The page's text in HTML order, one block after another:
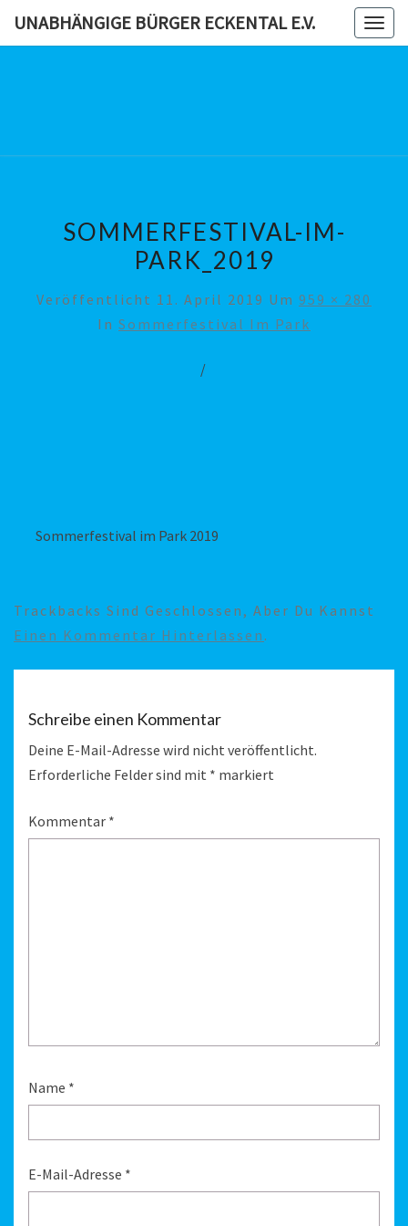
UNABHÄNGIGE BÜRGER ECKENTAL E.V.
SOMMERFESTIVAL-IM-
PARK_2019
Veröffentlicht 11. April 2019 Um 959 × 280
In Sommerfestival Im Park
/
Sommerfestival im Park 2019
Trackbacks Sind Geschlossen, Aber Du Kannst
Einen Kommentar Hinterlassen .
Schreibe einen Kommentar
Deine E-Mail-Adresse wird nicht veröffentlicht.
Erforderliche Felder sind mit * markiert
Kommentar *
Name *
E-Mail-Adresse *